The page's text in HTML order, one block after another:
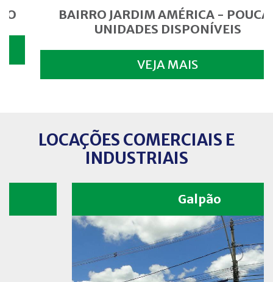
BAIRRO JARDIM AMÉRICA - POUCAS
UNIDADES DISPONÍVEIS
VEJA MAIS
LOCAÇÕES COMERCIAIS E
INDUSTRIAIS